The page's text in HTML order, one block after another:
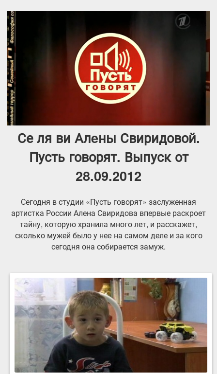
Се ля ви Алeны Свиридовой.
Пусть говорят. Выпуск от
28.09.2012
Сегодня в студии «Пусть говорят» заслуженная
артистка России Алена Свиридова впервые раскроет
тайну, которую хранила много лет, и расскажет,
сколько мужей было у неe на самом деле и за кого
сегодня она собирается замуж.